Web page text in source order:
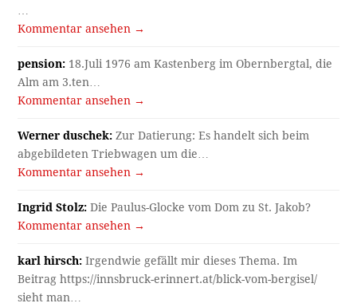
…
Kommentar ansehen →
pension: 18.Juli 1976 am Kastenberg im Obernbergtal, die
Alm am 3.ten…
Kommentar ansehen →
Werner duschek: Zur Datierung: Es handelt sich beim
abgebildeten Triebwagen um die…
Kommentar ansehen →
Ingrid Stolz: Die Paulus-Glocke vom Dom zu St. Jakob?
Kommentar ansehen →
karl hirsch: Irgendwie gefällt mir dieses Thema. Im
Beitrag https://innsbruck-erinnert.at/blick-vom-bergisel/
sieht man…